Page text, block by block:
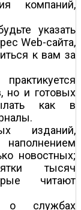
компаний,
указать
Web-сайта,
к вам за
но и готовых
как в
изданий,
новостных;
тысяч
читают
о службах